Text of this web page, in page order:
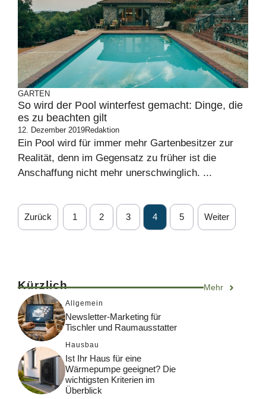
GARTEN
So wird der Pool winterfest gemacht: Dinge, die
es zu beachten gilt
12. Dezember 2019Redaktion
Ein Pool wird für immer mehr Gartenbesitzer zur
Realität, denn im Gegensatz zu früher ist die
Anschaffung nicht mehr unerschwinglich. ...
Zurück 1 2 3 4 5 Weiter
Kürzlich Mehr
Allgemein
Newsletter-Marketing für
Tischler und Raumausstatter
Hausbau
Ist Ihr Haus für eine
Wärmepumpe geeignet? Die
wichtigsten Kriterien im
Überblick